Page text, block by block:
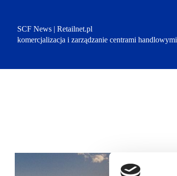
SCF News | Retailnet.pl
komercjalizacja i zarządzanie centrami handlowymi